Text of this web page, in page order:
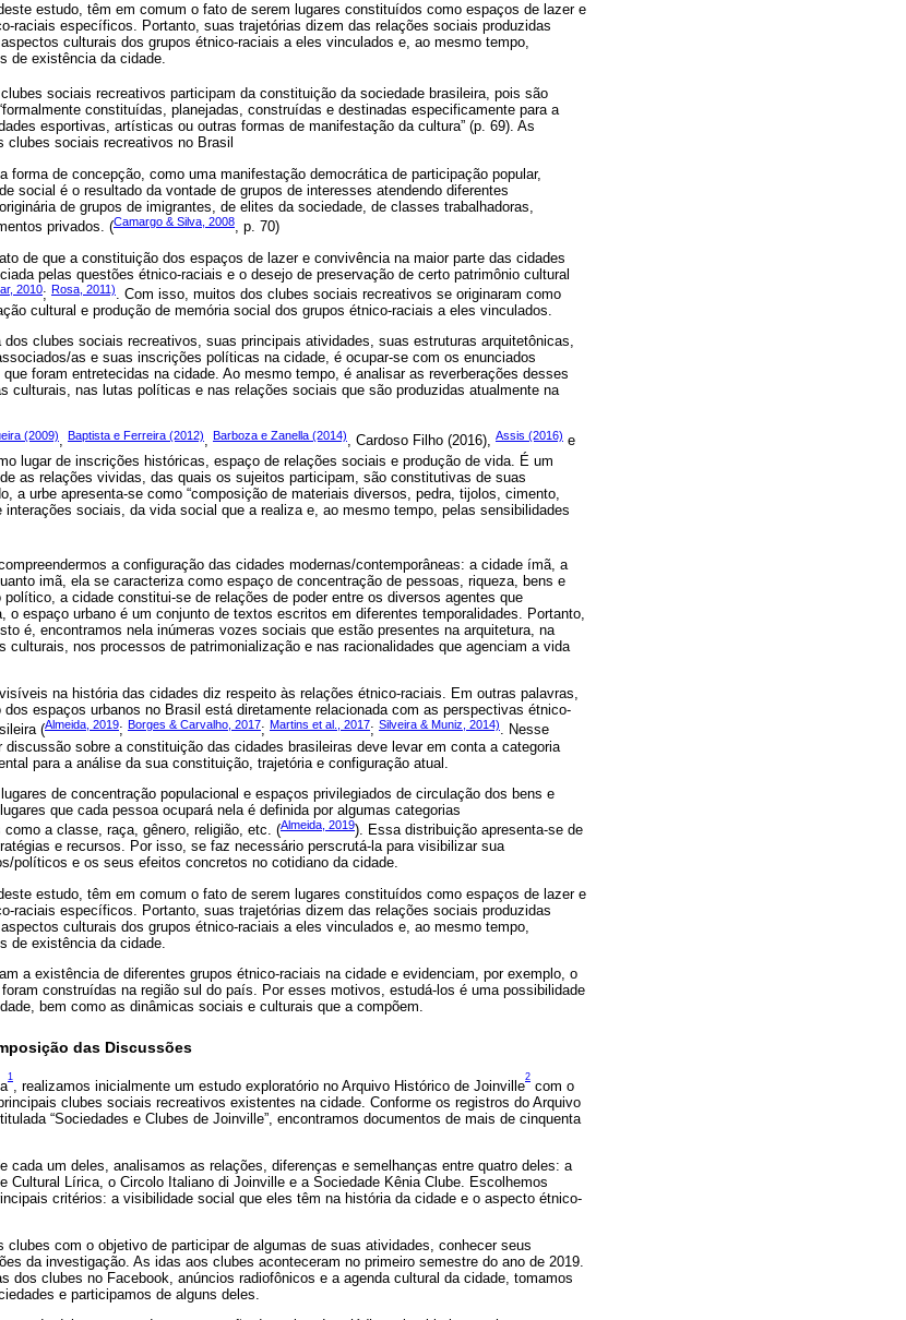
estudo, têm em comum o fato de serem lugares constituídos como espaços de lazer e
raciais específicos. Portanto, suas trajetórias dizem das relações sociais produzidas
culturais dos grupos étnico-raciais a eles vinculados e, ao mesmo tempo,
de existência da cidade.
sociais recreativos participam da constituição da sociedade brasileira, pois são
constituídas, planejadas, construídas e destinadas especificamente para a
esportivas, artísticas ou outras formas de manifestação da cultura” (p. 69). As
sociais recreativos no Brasil
forma de concepção, como uma manifestação democrática de participação popular,
social é o resultado da vontade de grupos de interesses atendendo diferentes
de grupos de imigrantes, de elites da sociedade, de classes trabalhadoras,
privados. (Camargo & Silva, 2008, p. 70)
de que a constituição dos espaços de lazer e convivência na maior parte das cidades
pelas questões étnico-raciais e o desejo de preservação de certo patrimônio cultural
2010; Rosa, 2011). Com isso, muitos dos clubes sociais recreativos se originaram como
cultural e produção de memória social dos grupos étnico-raciais a eles vinculados.
clubes sociais recreativos, suas principais atividades, suas estruturas arquitetônicas,
as e suas inscrições políticas na cidade, é ocupar-se com os enunciados
foram entretecidas na cidade. Ao mesmo tempo, é analisar as reverberações desses
culturais, nas lutas políticas e nas relações sociais que são produzidas atualmente na
(2009), Baptista e Ferreira (2012), Barboza e Zanella (2014), Cardoso Filho (2016), Assis (2016) e
lugar de inscrições históricas, espaço de relações sociais e produção de vida. É um
as relações vividas, das quais os sujeitos participam, são constitutivas de suas
a urbe apresenta-se como “composição de materiais diversos, pedra, tijolos, cimento,
sociais, da vida social que a realiza e, ao mesmo tempo, pelas sensibilidades
a configuração das cidades modernas/contemporâneas: a cidade ímã, a
imã, ela se caracteriza como espaço de concentração de pessoas, riqueza, bens e
a cidade constitui-se de relações de poder entre os diversos agentes que
o espaço urbano é um conjunto de textos escritos em diferentes temporalidades. Portanto,
é, encontramos nela inúmeras vozes sociais que estão presentes na arquitetura, na
culturais, nos processos de patrimonialização e nas racionalidades que agenciam a vida
na história das cidades diz respeito às relações étnico-raciais. Em outras palavras,
espaços urbanos no Brasil está diretamente relacionada com as perspectivas étnico-
(Almeida, 2019; Borges & Carvalho, 2017; Martins et al., 2017; Silveira & Muniz, 2014). Nesse
discussão sobre a constituição das cidades brasileiras deve levar em conta a categoria
para a análise da sua constituição, trajetória e configuração atual.
de concentração populacional e espaços privilegiados de circulação dos bens e
que cada pessoa ocupará nela é definida por algumas categorias
a classe, raça, gênero, religião, etc. (Almeida, 2019). Essa distribuição apresenta-se de
e recursos. Por isso, se faz necessário perscrutá-la para visibilizar sua
políticos e os seus efeitos concretos no cotidiano da cidade.
estudo, têm em comum o fato de serem lugares constituídos como espaços de lazer e
raciais específicos. Portanto, suas trajetórias dizem das relações sociais produzidas
culturais dos grupos étnico-raciais a eles vinculados e, ao mesmo tempo,
de existência da cidade.
a existência de diferentes grupos étnico-raciais na cidade e evidenciam, por exemplo, o
construídas na região sul do país. Por esses motivos, estudá-los é uma possibilidade
bem como as dinâmicas sociais e culturais que a compõem.
das Discussões
1
, realizamos inicialmente um estudo exploratório no Arquivo Histórico de Joinville
2
com o
clubes sociais recreativos existentes na cidade. Conforme os registros do Arquivo
“Sociedades e Clubes de Joinville”, encontramos documentos de mais de cinquenta
cada um deles, analisamos as relações, diferenças e semelhanças entre quatro deles: a
Cultural Lírica, o Circolo Italiano di Joinville e a Sociedade Kênia Clube. Escolhemos
critérios: a visibilidade social que eles têm na história da cidade e o aspecto étnico-
clubes com o objetivo de participar de algumas de suas atividades, conhecer seus
da investigação. As idas aos clubes aconteceram no primeiro semestre do ano de 2019.
dos clubes no Facebook, anúncios radiofônicos e a agenda cultural da cidade, tomamos
e participamos de alguns deles.